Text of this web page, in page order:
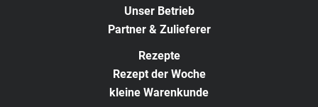
Unser Betrieb
Partner & Zulieferer
Rezepte
Rezept der Woche
kleine Warenkunde